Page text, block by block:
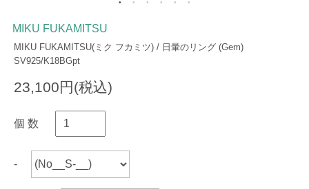
MIKU FUKAMITSU
MIKU FUKAMITSU(ミク フカミツ) / 日暈のリング (Gem)
SV925/K18BGpt
23,100円(税込)
個 数
-